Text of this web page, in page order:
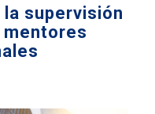
la supervisión
mentores